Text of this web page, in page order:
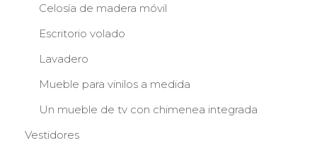
Celosía de madera móvil
Escritorio volado
Lavadero
Mueble para vinilos a medida
Un mueble de tv con chimenea integrada
Vestidores